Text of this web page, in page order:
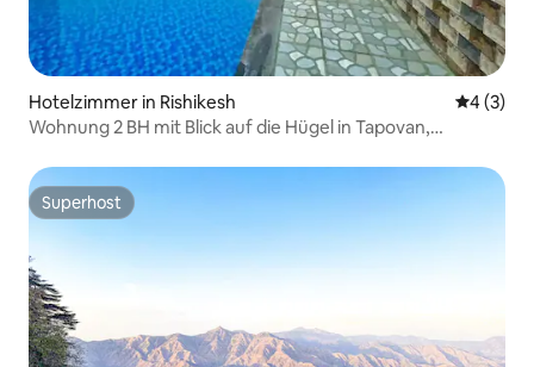
Hotelzimmer in Rishikesh
4 (3)
Wohnung 2 BH mit Blick auf die Hügel in Tapovan,
Superhost
Superhost